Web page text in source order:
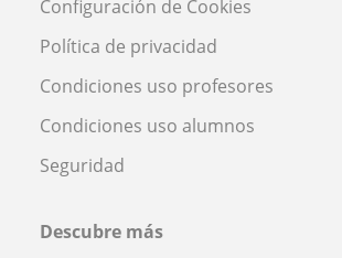
Configuración de Cookies
Política de privacidad
Condiciones uso profesores
Condiciones uso alumnos
Seguridad
Descubre más